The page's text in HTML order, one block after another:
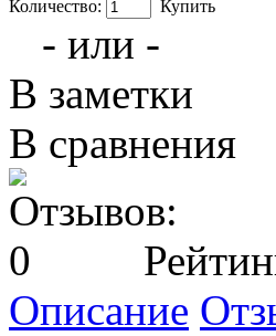
Количество: Купить
- или -
В заметки
В сравнения
Описание